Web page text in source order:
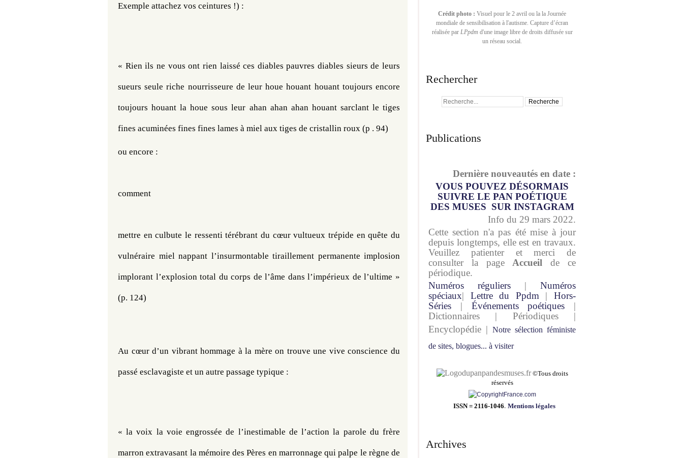
Exemple attachez vos ceintures !) :
« Rien ils ne vous ont rien laissé ces diables pauvres diables sieurs de leurs
sueurs seule riche nourrisseure de leur houe houant houant toujours encore
toujours houant la houe sous leur ahan ahan ahan houant sarclant le tiges
fines acuminées fines fines lames à miel aux tiges de cristallin roux (p . 94)
ou encore :
comment
mettre en culbute le ressenti térébrant du cœur vultueux trépide en quête du
vulnéraire miel nappant l’insurmontable tiraillement permanente implosion
implorant l’explosion total du corps de l’âme dans l’impérieux de l’ultime »
(p. 124)
Au cœur d’un vibrant hommage à la mère on trouve une vive conscience du
passé esclavagiste et un autre passage typique :
« la voix la voie engrossée de l’inestimable de l’action la parole du frère
marron extravasant la mémoire des Pères en marronnage qui palpe le règne de
Crédit photo : Visuel pour le 2 avril ou la la Journée
mondiale de sensibilisation à l'autisme. Capture d’écran
réalisée par LPpdm d'une image libre de droits diffusée sur
un réseau social.
Rechercher
Publications
Dernière nouveautés en date :
VOUS POUVEZ DÉSORMAIS
SUIVRE LE PAN POÉTIQUE
DES MUSES SUR INSTAGRAM
Info du 29 mars 2022.
Cette section n'a pas été mise à jour
depuis longtemps, elle est en travaux.
Veuillez patienter et merci de
consulter la page Accueil de ce
périodique.
Numéros réguliers | Numéros
spéciaux| Lettre du Ppdm |Hors-
Séries | Événements poétiques |
Dictionnaires | Périodiques |
Encyclopédie | Notre sélection féministe
de sites, blogues... à visiter
pandesmuses.fr ©Tous droits
réservés
ISSN = 2116-1046. Mentions légales
Archives